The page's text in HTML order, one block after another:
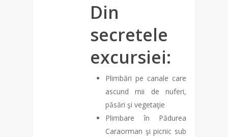
Din
secretele
excursiei:
Plimbări pe canale care
ascund mii de nuferi,
păsări şi vegetaţie
Plimbare în Pădurea
Caraorman şi picnic sub